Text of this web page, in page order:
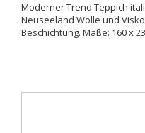
Moderner Trend Teppich
Neuseeland Wolle und
Beschichtung. Maße: 160 x